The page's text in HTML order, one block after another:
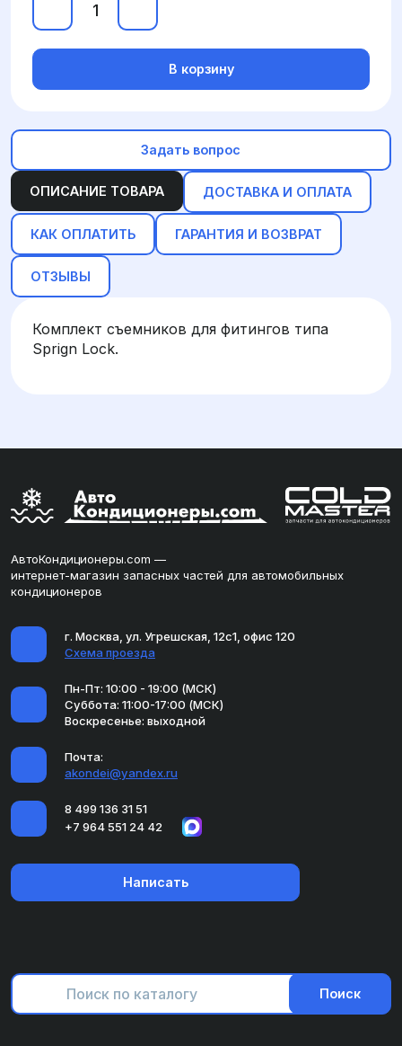
ОПИСАНИЕ ТОВАРА ДОСТАВКА И ОПЛАТА
КАК ОПЛАТИТЬ ГАРАНТИЯ И ВОЗВРАТ
ОТЗЫВЫ
Комплект съемников для фитингов типа
Sprign Lock.
В корзину
Задать вопрос
АвтоКондиционеры.com —
интернет-магазин запасных частей для автомобильных
кондиционеров
г. Москва, ул. Угрешская, 12с1, офис 120
Схема проезда
Пн-Пт: 10:00 - 19:00 (МСК)
Суббота: 11:00-17:00 (МСК)
Воскресенье: выходной
Почта:
akondei@yandex.ru
8 499 136 31 51
+7 964 551 24 42
Написать
Поиск